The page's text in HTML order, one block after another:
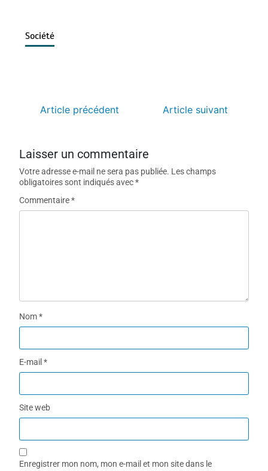
Société
Article précédent Article suivant
Laisser un commentaire
Votre adresse e-mail ne sera pas publiée. Les champs
obligatoires sont indiqués avec*
Commentaire*
Nom*
E-mail*
Site web
Enregistrer mon nom, mon e-mail et mon site dans le